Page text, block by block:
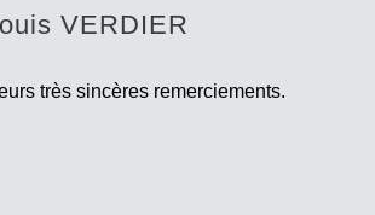
VERDIER
très sincères remerciements.